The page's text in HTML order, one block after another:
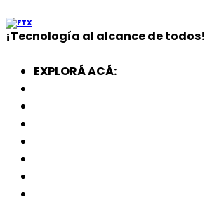
¡Tecnología al alcance de todos!
EXPLORÁ ACÁ: